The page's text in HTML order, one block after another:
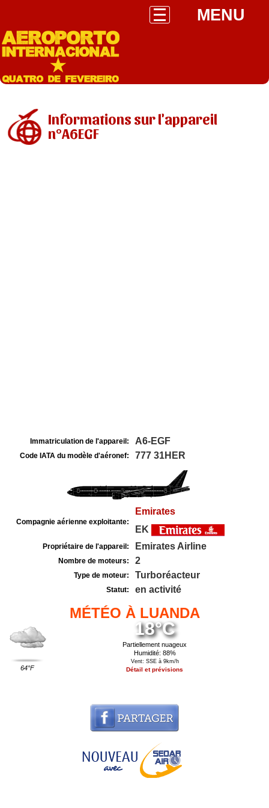
MENU
Informations sur l'appareil
n°A6EGF
Immatriculation de l'appareil: A6-EGF
Code IATA du modèle d'aéronef: 777 31HER
Compagnie aérienne exploitante:
Emirates
EK
Propriétaire de l'appareil: Emirates Airline
Nombre de moteurs: 2
Type de moteur: Turboréacteur
Statut: en activité
MÉTÉO À LUANDA
64°F
18°C
Partiellement nuageux
Humidité: 88%
Vent: SSE à 9km/h
Détail et prévisions